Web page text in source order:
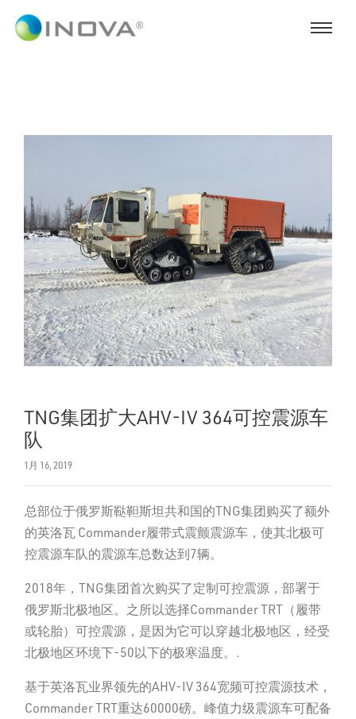
TNG集团扩大AHV-IV 364可控震源车
队
1月 16, 2019
总部位于俄罗斯鞑靼斯坦共和国的TNG集团购买了额外
的英洛瓦 Commander履带式震颤震源车，使其北极可
控震源车队的震源车总数达到7辆。
2018年，TNG集团首次购买了定制可控震源，部署于
俄罗斯北极地区。之所以选择Commander TRT（履带
或轮胎）可控震源，是因为它可以穿越北极地区，经受
北极地区环境下-50以下的极寒温度。.
基于英洛瓦业界领先的AHV-IV 364宽频可控震源技术，
Commander TRT重达60000磅。峰值力级震源车可配备